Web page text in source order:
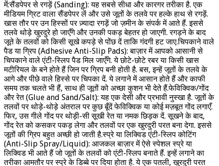
में:सैंडपेपर से रगड़ें (Sanding): यह सबसे सीधा और कारगर तरीका है. एक
मीडियम ग्रिट वाला सैंडपेपर लें और उसे जूतों के तलवे पर हल्के हाथ से रगड़ें.
खास तौर पर उन हिस्सों पर ज़्यादा रगड़ें जो ज़मीन के संपर्क में आते हैं. इससे
तलवे थोड़े खुरदुरे हो जाएँगे और उनकी पकड़ बेहतर हो जाएगी. रगड़ने के बाद
जूते के तलवों को किसी सूखे कपड़े से पोंछ दें ताकि गंदगी हट जाए.चिपकाने वाले
पैड या ग्रिप (Adhesive Anti-Slip Pads): बाज़ार में आपको आसानी से
चिपकाने वाले एंटी-स्लिप पैड मिल जाएँगे. ये छोटे-छोटे रबर या किसी खास
मटीरियल के बने होते हैं जिन पर ग्रिप बनी होती है. बस, इन्हें जूतों के तलवे के
आगे और पीछे वाले हिस्से पर चिपका दें. ये लगाने में आसान होते हैं और काफी
समय तक चलते भी हैं, साथ ही जूतों को अच्छा कुशन भी देते हैं.फेविक्विक/गोंद
और रेत (Glue and Sand/Salt): यह एक देसी और प्रभावी नुस्खा है. जूतों के
तलवों पर थोड़े-थोड़े अंतराल पर कुछ बूँदें फेविक्विक या कोई मज़बूत गोंद लगाएँ.
फिर, उस गीले गोंद पर थोड़ी-सी सूखी रेत या नमक छिड़क दें. सूखने के बाद,
गोंद रेत को कसकर पकड़ लेगा और तलवों पर एक खुरदुरी परत बना देगा. इससे
जूतों की ग्रिप बहुत अच्छी हो जाती है.स्प्रे या लिक्विड एंटी-स्लिप कोटिंग
(Anti-Slip Spray/Liquid): आजकल बाज़ार में ऐसे स्पेशल स्प्रे या
लिक्विड भी आते हैं जो जूतों के तलवों को एंटी-स्लिप बनाते हैं. इन्हें लगाने का
तरीका आमतौर पर स्प्रे के डिब्बे पर दिया होता है. ये एक पतली, खुरदुरी परत